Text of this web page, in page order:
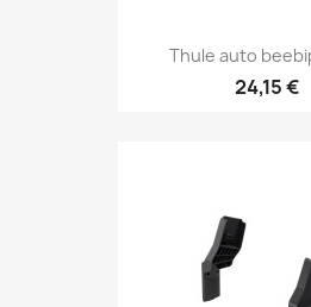
Thule auto
24,15 €